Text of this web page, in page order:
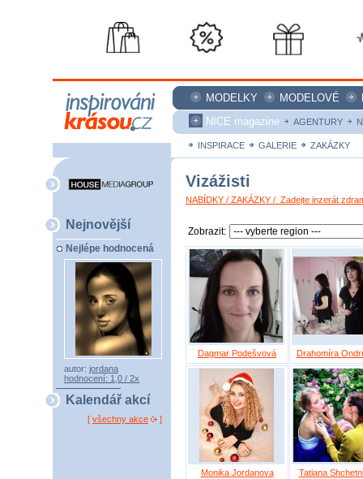
MODELKY MODELOVÉ
NICE magazine
AGENTURY
INSPIRACE GALERIE ZAKÁZKY
Nejnovější
Nejlépe hodnocená
autor: jordana
hodnocení: 1,0 / 2x
Kalendář akcí
[ všechny akce ]
Vizážisti
NABÍDKY / ZAKÁZKY / Zadejte inzerát
Zobrazit:
Dagmar Podešvová Drahomíra
Monika Jordanova Tatiana